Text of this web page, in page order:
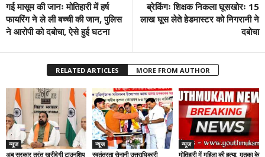
गई मासूम की जानः मोतिहारी में हर्ष
फायरिंग ने ले ली बच्ची की जान, पुलिस
ने आरोपी को दबोचा, ऐसे हुई घटना
ब्रेकिंगः शिक्षक निकला घूसखोरः 15
लाख घूस लेते हेडमास्टर को निगरानी ने
दबोचा
RELATED ARTICLES MORE FROM AUTHOR
न्यूज
अब सरकार तुरंत खरीदेगी टाउनशिप
न्यूज
स्वतंत्रता सेनानी उत्तराधिकारी
न्यूज
मोतिहारी में महिला की हत्या, मृतका के